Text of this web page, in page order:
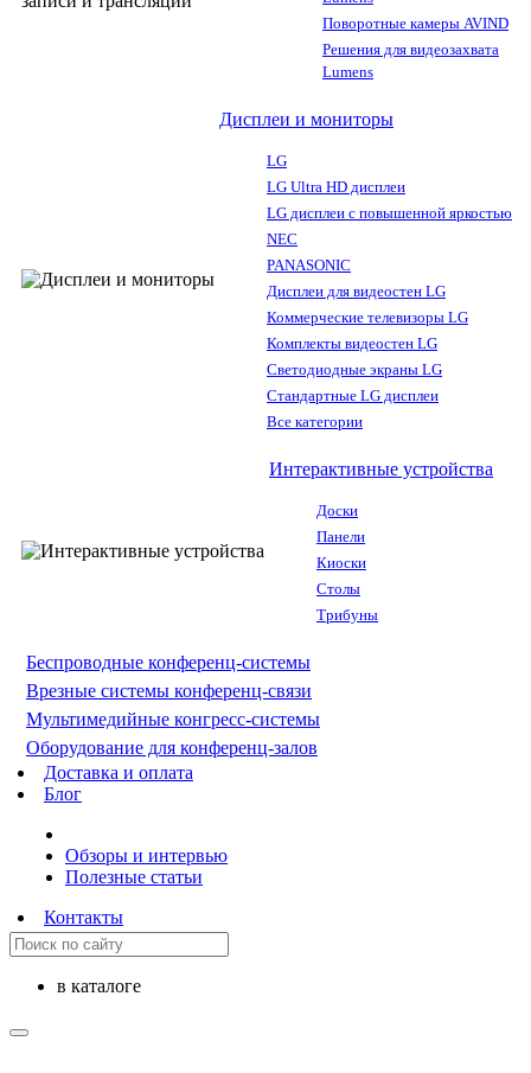
Поворотные камеры AVIND
Решения для видеозахвата
Lumens
Дисплеи и мониторы
LG
LG Ultra HD дисплеи
LG дисплеи с повышенной яркостью
NEC
PANASONIC
Дисплеи для видеостен LG
Коммерческие телевизоры LG
Комплекты видеостен LG
Светодиодные экраны LG
Стандартные LG дисплеи
Все категории
Интерактивные устройства
Доски
Панели
Киоски
Столы
Трибуны
Беспроводные конференц-системы
Врезные системы конференц-связи
Мультимедийные конгресс-системы
Оборудование для конференц-залов
Доставка и оплата
Блог
Обзоры и интервью
Полезные статьи
Контакты
в каталоге